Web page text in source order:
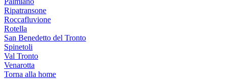
Ripatransone
Roccafluvione
Rotella
San Benedetto del Tronto
Spinetoli
Val Tronto
Venarotta
Torna alla home